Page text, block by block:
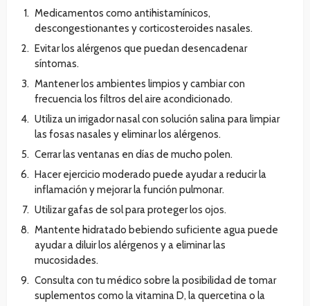
Medicamentos como antihistamínicos,
descongestionantes y corticosteroides nasales.
Evitar los alérgenos que puedan desencadenar
síntomas.
Mantener los ambientes limpios y cambiar con
frecuencia los filtros del aire acondicionado.
Utiliza un irrigador nasal con solución salina para limpiar
las fosas nasales y eliminar los alérgenos.
Cerrar las ventanas en días de mucho polen.
Hacer ejercicio moderado puede ayudar a reducir la
inflamación y mejorar la función pulmonar.
Utilizar gafas de sol para proteger los ojos.
Mantente hidratado bebiendo suficiente agua puede
ayudar a diluir los alérgenos y a eliminar las
mucosidades.
Consulta con tu médico sobre la posibilidad de tomar
suplementos como la vitamina D, la quercetina o la